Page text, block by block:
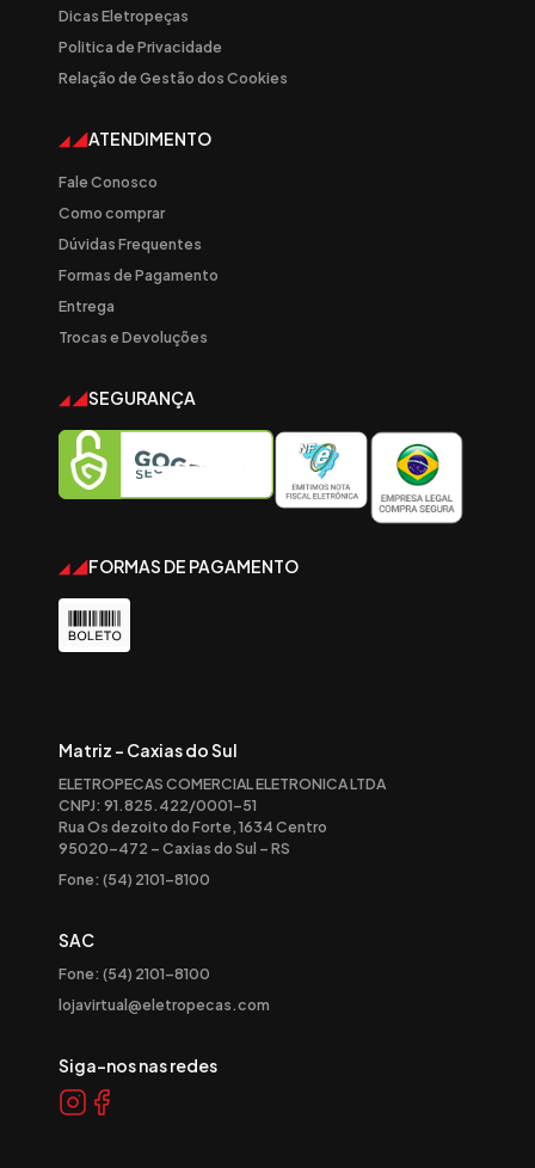
Dicas Eletropeças
Politica de Privacidade
Relação de Gestão dos Cookies
ATENDIMENTO
Fale Conosco
Como comprar
Dúvidas Frequentes
Formas de Pagamento
Entrega
Trocas e Devoluções
SEGURANÇA
FORMAS DE PAGAMENTO
Matriz - Caxias do Sul
ELETROPECAS COMERCIAL ELETRONICA LTDA
CNPJ: 91.825.422/0001-51
Rua Os dezoito do Forte, 1634 Centro
95020-472 – Caxias do Sul – RS
Fone: (54) 2101-8100
SAC
Fone: (54) 2101-8100
lojavirtual@eletropecas.com
Siga-nos nas redes